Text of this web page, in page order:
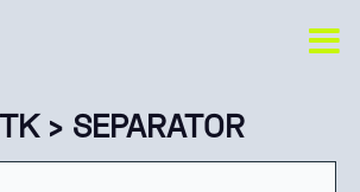
› SEPARATOR